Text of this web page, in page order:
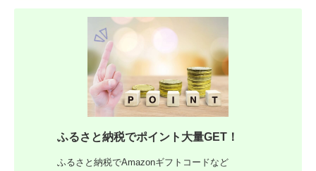
ふるさと納税でポイント大量GET！
ふるさと納税でAmazonギフトコードなど